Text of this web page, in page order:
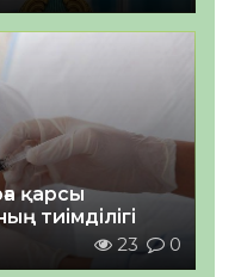
қарсы
тиімділігі
23 0